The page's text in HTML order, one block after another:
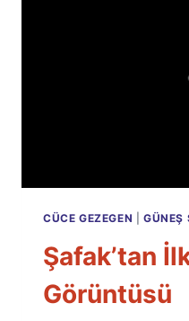
CÜCE GEZEGEN GÜNEŞ
Şafak’tan
Görüntüsü